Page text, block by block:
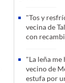
"Tos y
vecina de
con
"La leña
vecino de
estufa por